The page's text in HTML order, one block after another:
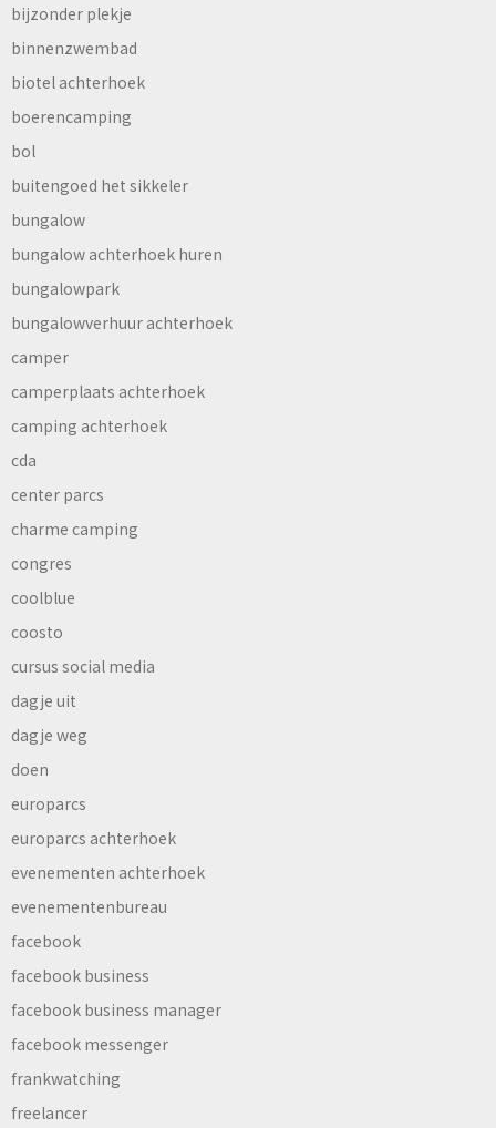
bijzonder plekje
binnenzwembad
biotel achterhoek
boerencamping
bol
buitengoed het sikkeler
bungalow
bungalow achterhoek huren
bungalowpark
bungalowverhuur achterhoek
camper
camperplaats achterhoek
camping achterhoek
cda
center parcs
charme camping
congres
coolblue
coosto
cursus social media
dagje uit
dagje weg
doen
europarcs
europarcs achterhoek
evenementen achterhoek
evenementenbureau
facebook
facebook business
facebook business manager
facebook messenger
frankwatching
freelancer